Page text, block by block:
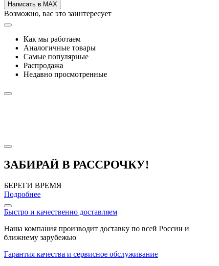
Написать в MAX
Возможно, вас это заинтересует
Как мы работаем
Аналогичные товары
Самые популярные
Распродажа
Недавно просмотренные
ЗАБИРАЙ В РАССРОЧКУ!
БЕРЕГИ ВРЕМЯ
Подробнее
Быстро и качественно доставляем
Наша компания производит доставку по всей России и
ближнему зарубежью
Гарантия качества и сервисное обслуживание